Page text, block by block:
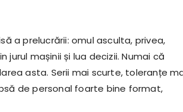
a prelucrării: omul asculta, privea,
jurul mașinii și lua decizii. Numai că
asta. Serii mai scurte, toleranțe
de personal foarte bine format,